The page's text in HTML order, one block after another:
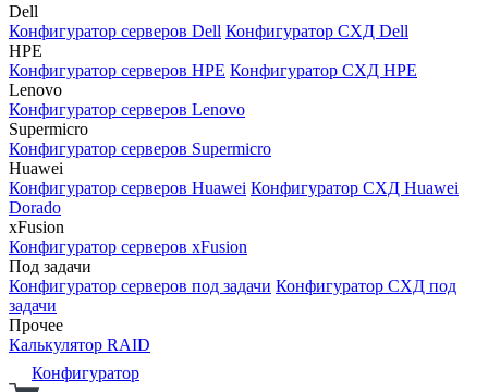
Dell
Конфигуратор серверов Dell Конфигуратор СХД Dell
HPE
Конфигуратор серверов HPE Конфигуратор СХД HPE
Lenovo
Конфигуратор серверов Lenovo
Supermicro
Конфигуратор серверов Supermicro
Huawei
Конфигуратор серверов Huawei Конфигуратор СХД Huawei
Dorado
xFusion
Конфигуратор серверов xFusion
Под задачи
Конфигуратор серверов под задачи Конфигуратор СХД под
задачи
Прочее
Калькулятор RAID
Конфигуратор